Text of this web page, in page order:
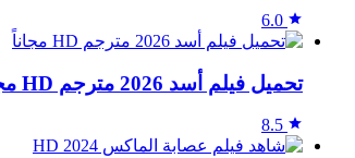
6.0
تحميل فيلم أسد 2026 مترجم HD مجاناً
8.5